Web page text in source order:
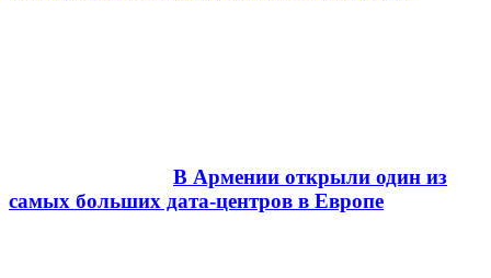
В Армении открыли один из
самых больших дата-центров в Европе